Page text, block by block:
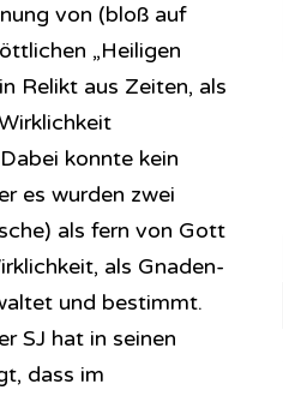
von (bloß auf
„Heiligen
Relikt aus Zeiten, als
konnte kein
es wurden zwei
als fern von Gott
als Gnaden-
und bestimmt.
SJ hat in seinen
dass im